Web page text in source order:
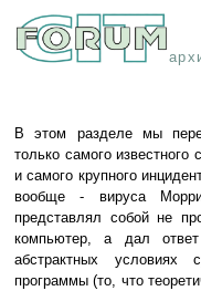
В этом разделе мы
только самого
и самого крупного
вообще - вируса
представлял собой не
компьютер, а дал
абстрактных условиях
программы (то, что